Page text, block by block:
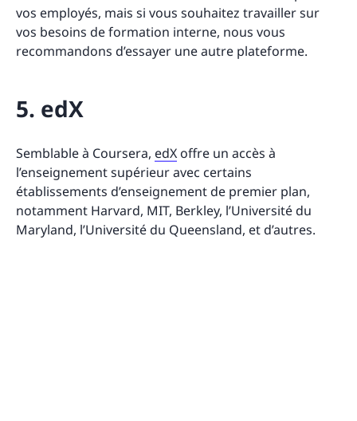
vos employés, mais si vous souhaitez travailler sur
vos besoins de formation interne, nous vous
recommandons d’essayer une autre plateforme.
5. edX
Semblable à Coursera, edXoffre un accès à
l’enseignement supérieur avec certains
établissements d’enseignement de premier plan,
notamment Harvard, MIT, Berkley, l’Université du
Maryland, l’Université du Queensland, et d’autres.